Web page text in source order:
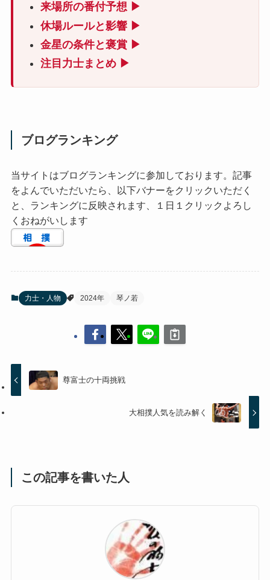
来場所の番付予想 ▶
休場ルールと影響 ▶
金星の条件と褒賞 ▶
注目力士まとめ ▶
ブログランキング
当サイトはブログランキングに参加しております。記事
をよんでいただいたら、以下バナーをクリックいただく
と、ランキングに反映されます、１日１クリックよろし
くおねがいします
力士・人物 2024年 琴ノ若
尊富士の十両挑戦
大相撲人気を読み解く
この記事を書いた人